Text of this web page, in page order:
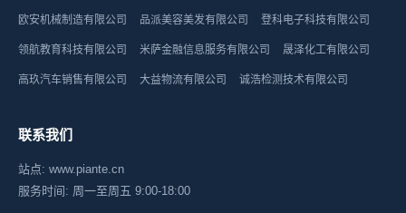
欧安机械制造有限公司 品派美容美发有限公司 登科电子科技有限公司
领航教育科技有限公司 米萨金融信息服务有限公司 晟泽化工有限公司
高玖汽车销售有限公司 大益物流有限公司 诚浩检测技术有限公司
联系我们
站点: www.piante.cn
服务时间: 周一至周五 9:00-18:00